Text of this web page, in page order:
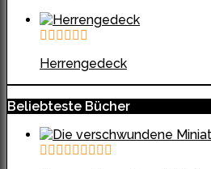
Herrengedeck
Beliebteste Bücher